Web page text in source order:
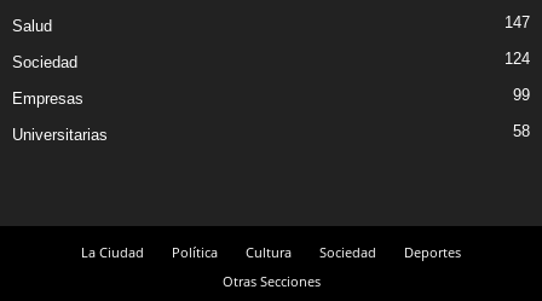
Salud 147
Sociedad 124
Empresas 99
Universitarias 58
La Ciudad Política Cultura Sociedad
Deportes
Otras Secciones